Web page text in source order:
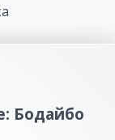
Бодайбо